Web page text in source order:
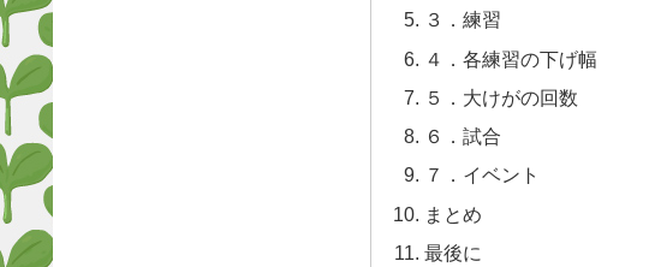
３．練習
４．各練習の下げ幅
５．大けがの回数
６．試合
７．イベント
まとめ
最後に